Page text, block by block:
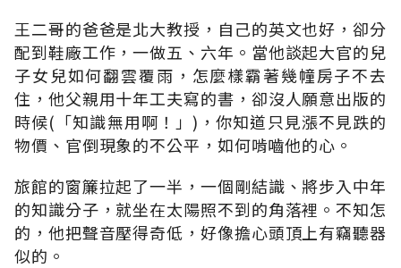
王二哥的爸爸是北大教授，自己的英文也好，卻分
配到鞋廠工作，一做五、六年。當他談起大官的兒
子女兒如何翻雲覆雨，怎麼樣霸著幾幢房子不去
住，他父親用十年工夫寫的書，卻沒人願意出版的
時候(「知識無用啊！」)，你知道只見漲不見跌的
物價、官倒現象的不公平，如何啃嚙他的心。
旅館的窗簾拉起了一半，一個剛結識、將步入中年
的知識分子，就坐在太陽照不到的角落裡。不知怎
的，他把聲音壓得奇低，好像擔心頭頂上有竊聽器
似的。